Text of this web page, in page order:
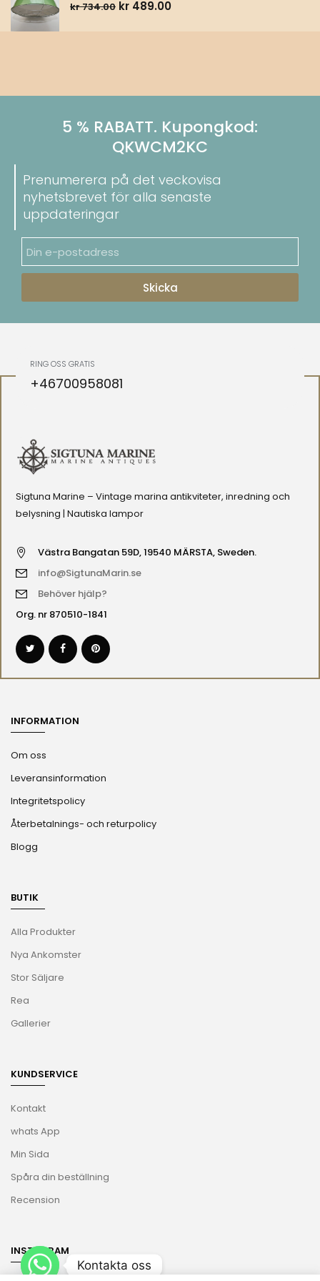
kr734.00 kr 489.00
5 % RABATT. Kupongkod:
QKWCM2KC
Prenumerera på det veckovisa
nyhetsbrevet för alla senaste
uppdateringar
Skicka
RING OSS GRATIS
+46700958081
Sigtuna Marine – Vintage marina antikviteter, inredning och
belysning | Nautiska lampor
Västra Bangatan 59D, 19540 MÄRSTA, Sweden.
info@SigtunaMarin.se
Behöver hjälp?
Org. nr 870510-1841
INFORMATION
Om oss
Leveransinformation
Integritetspolicy
Återbetalnings- och returpolicy
Blogg
BUTIK
Alla Produkter
Nya Ankomster
Stor Säljare
Rea
Gallerier
KUNDSERVICE
Kontakt
whats App
Min Sida
Spåra din beställning
Recension
INSTAGRAM
Kontakta oss